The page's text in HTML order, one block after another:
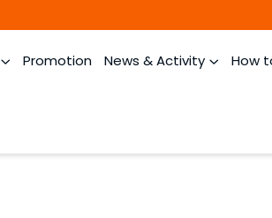
Promotion News & Activity How